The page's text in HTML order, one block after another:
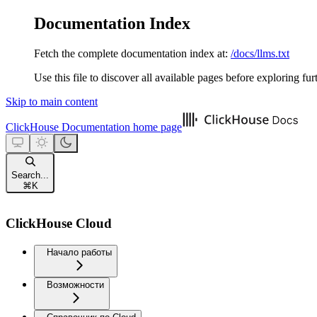
Documentation Index
Fetch the complete documentation index at: /docs/llms.txt
Use this file to discover all available pages before exploring
Skip to main content
ClickHouse Documentation home page
Search...
⌘ K
ClickHouse Cloud
Начало работы
Возможности